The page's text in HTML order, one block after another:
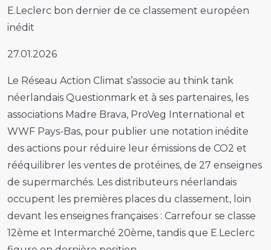
E.Leclerc bon dernier de ce classement européen
inédit
27.01.2026
Le Réseau Action Climat s’associe au think tank
néerlandais Questionmark et à ses partenaires, les
associations Madre Brava, ProVeg International et
WWF Pays-Bas, pour publier une notation inédite
des actions pour réduire leur émissions de CO2 et
rééquilibrer les ventes de protéines, de 27 enseignes
de supermarchés. Les distributeurs néerlandais
occupent les premières places du classement, loin
devant les enseignes françaises : Carrefour se classe
12ème et Intermarché 20ème, tandis que E.Leclerc